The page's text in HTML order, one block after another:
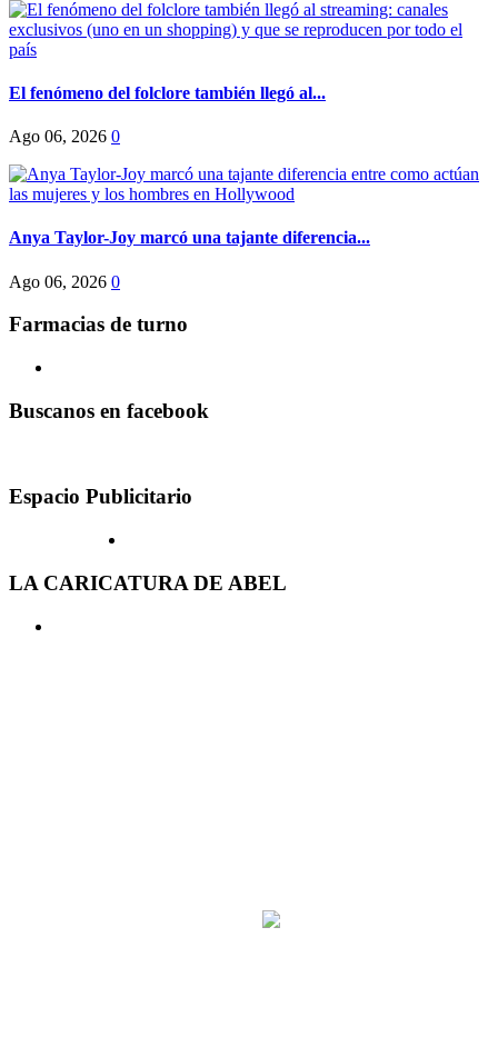
El fenómeno del folclore también llegó al...
Ago 06, 2026 0
Anya Taylor-Joy marcó una tajante diferencia...
Ago 06, 2026 0
Farmacias de turno
Buscanos en facebook
Espacio Publicitario
LA CARICATURA DE ABEL